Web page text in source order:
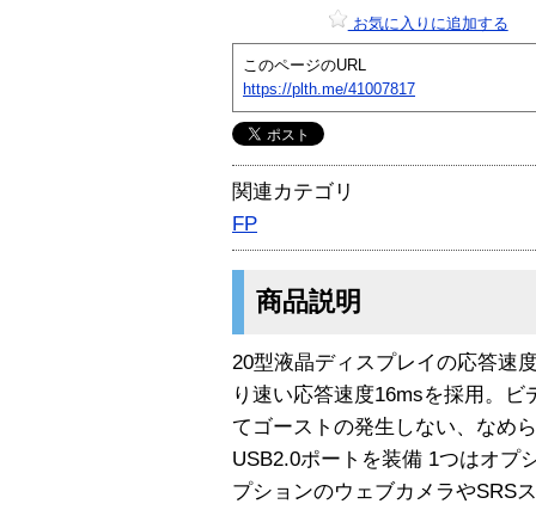
お気に入りに追加する
このページのURL
https://plth.me/41007817
関連カテゴリ
FP
商品説明
20型液晶ディスプレイの応答速
り速い応答速度16msを採用。
てゴーストの発生しない、なめ
USB2.0ポートを装備 1つはオプ
プションのウェブカメラやSRS